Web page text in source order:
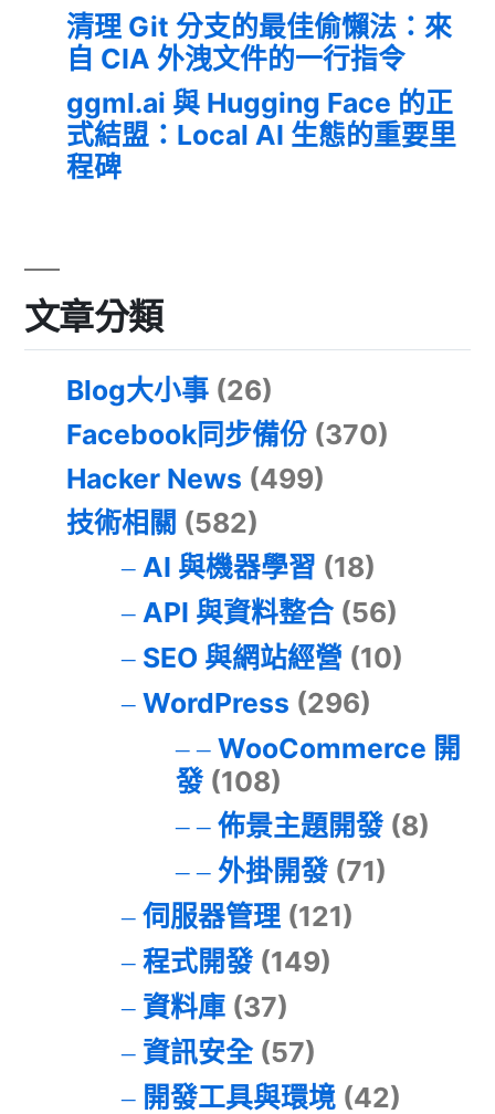
清理 Git 分支的最佳偷懶法：來
自 CIA 外洩文件的一行指令
ggml.ai 與 Hugging Face 的正
式結盟：Local AI 生態的重要里
程碑
文章分類
Blog大小事 (26)
Facebook同步備份 (370)
Hacker News (499)
技術相關 (582)
AI 與機器學習 (18)
API 與資料整合(56)
SEO 與網站經營 (10)
WordPress (296)
WooCommerce 開
發(108)
佈景主題開發(8)
外掛開發(71)
伺服器管理(121)
程式開發(149)
資料庫(37)
資訊安全(57)
開發工具與環境(42)